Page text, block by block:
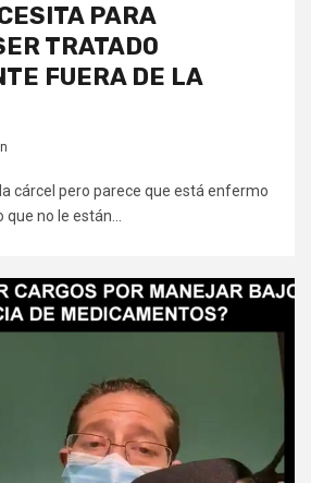
PARA
TRATADO
FUERA DE LA
cárcel pero parece que está enfermo
no le están...